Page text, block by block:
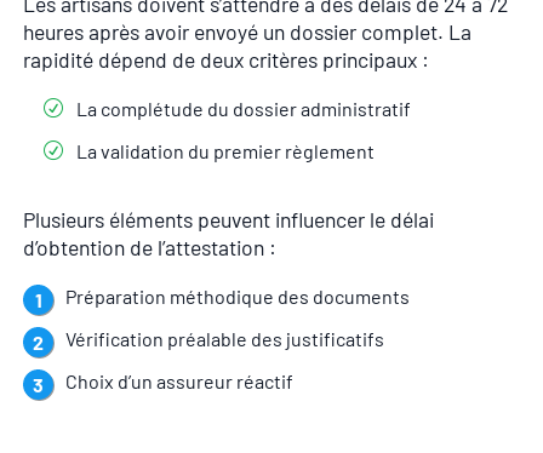
heures après avoir envoyé un dossier complet. La
rapidité dépend de deux critères principaux :
La complétude du dossier administratif
La validation du premier règlement
Plusieurs éléments peuvent influencer le délai
d’obtention de l’attestation :
Préparation méthodique des documents
Vérification préalable des justificatifs
Choix d’un assureur réactif